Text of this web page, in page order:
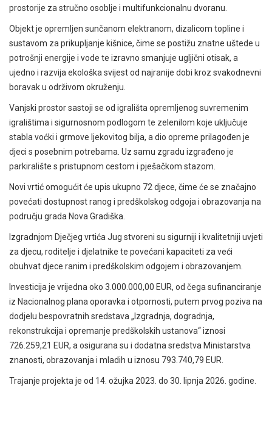
prostorije za stručno osoblje i multifunkcionalnu dvoranu.
Objekt je opremljen sunčanom elektranom, dizalicom topline i
sustavom za prikupljanje kišnice, čime se postižu znatne uštede u
potrošnji energije i vode te izravno smanjuje ugljični otisak, a
ujedno i razvija ekološka svijest od najranije dobi kroz svakodnevni
boravak u održivom okruženju.
Vanjski prostor sastoji se od igrališta opremljenog suvremenim
igralištima i sigurnosnom podlogom te zelenilom koje uključuje
stabla voćki i grmove ljekovitog bilja, a dio opreme prilagođen je
djeci s posebnim potrebama. Uz samu zgradu izgrađeno je
parkiralište s pristupnom cestom i pješačkom stazom.
Novi vrtić omogućit će upis ukupno 72 djece, čime će se značajno
povećati dostupnost ranog i predškolskog odgoja i obrazovanja na
području grada Nova Gradiška.
Izgradnjom Dječjeg vrtića Jug stvoreni su sigurniji i kvalitetniji uvjeti
za djecu, roditelje i djelatnike te povećani kapaciteti za veći
obuhvat djece ranim i predškolskim odgojem i obrazovanjem.
Investicija je vrijedna oko 3.000.000,00 EUR, od čega sufinanciranje
iz Nacionalnog plana oporavka i otpornosti, putem prvog poziva na
dodjelu bespovratnih sredstava „Izgradnja, dogradnja,
rekonstrukcija i opremanje predškolskih ustanova“ iznosi
726.259,21 EUR, a osigurana su i dodatna sredstva Ministarstva
znanosti, obrazovanja i mladih u iznosu 793.740,79 EUR.
Trajanje projekta je od 14. ožujka 2023. do 30. lipnja 2026. godine.